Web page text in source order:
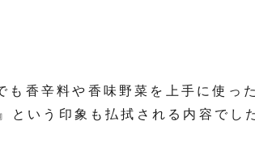
も香辛料や香味野菜を上手に使
いう印象も払拭される内容でし